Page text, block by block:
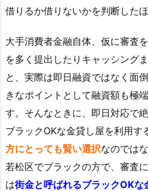
借りるか借りないかを判断した
大手消費者金融自体、仮に審査
を多く提出したりキャッシング
と、実際は即日融資ではなく面
きなポイントとして融資額も極
す。そんなときに、即日対応で
ブラックOKな金貸し屋を利用す
方にとっても賢い選択なのでは
若松区でブラックの方で、審査
は街金と呼ばれるブラックOKな